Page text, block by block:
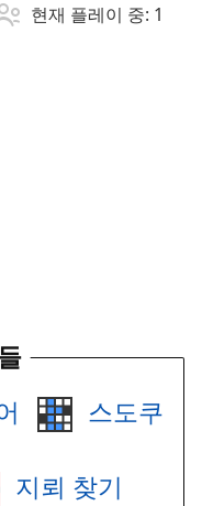
현재 플레이 중: 1
스도쿠
지뢰 찾기